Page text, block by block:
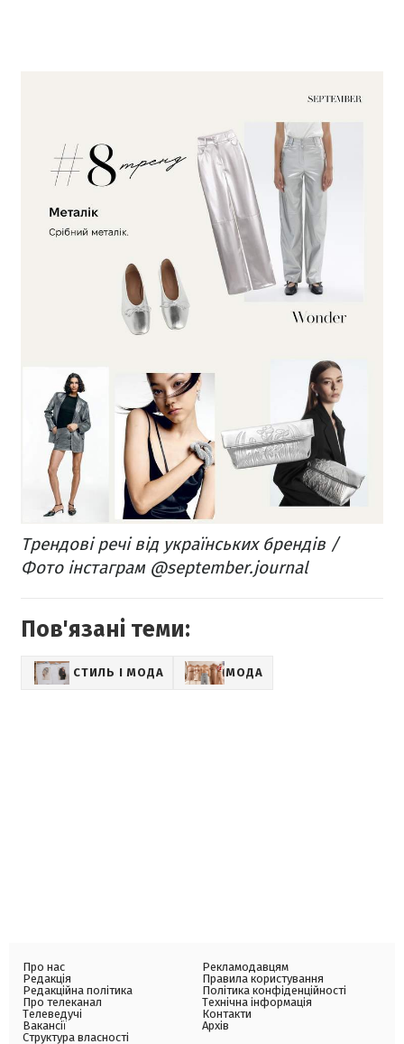
Трендові речі від українських брендів /
Фото інстаграм @september.journal
Пов'язані теми:
СТИЛЬ І МОДА МОДА
Про нас
Редакція
Редакційна політика
Про телеканал
Телеведучі
Вакансії
Структура власності
Рекламодавцям
Правила користування
Політика конфіденційності
Технічна інформація
Контакти
Архів